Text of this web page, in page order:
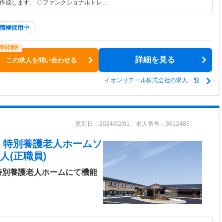
成します。 ◇ファンクショナルトレ…
積極採用中
この求人を問い合わせる 詳細を見る
イオンリテール株式会社の求人一覧
更新日：2024/02/01 求人番号：9012485
別養護老人ホームソ
(正職員)
養護老人ホームにて機能